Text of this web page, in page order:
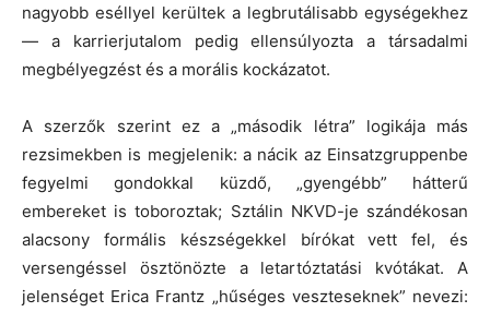
nagyobb eséllyel kerültek a legbrutálisabb egységekhez
— a karrierjutalom pedig ellensúlyozta a társadalmi
megbélyegzést és a morális kockázatot.
A szerzők szerint ez a „második létra” logikája más
rezsimekben is megjelenik: a nácik az Einsatzgruppenbe
fegyelmi gondokkal küzdő, „gyengébb” hátterű
embereket is toboroztak; Sztálin NKVD-je szándékosan
alacsony formális készségekkel bírókat vett fel, és
versengéssel ösztönözte a letartóztatási kvótákat. A
jelenséget Erica Frantz „hűséges veszteseknek” nevezi: